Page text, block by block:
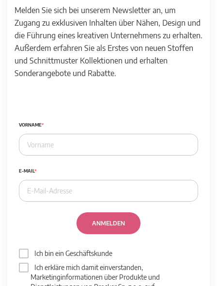
Melden Sie sich bei unserem Newsletter an, um
Zugang zu exklusiven Inhalten über Nähen, Design und
die Führung eines kreativen Unternehmens zu erhalten.
Außerdem erfahren Sie als Erstes von neuen Stoffen
und Schnittmuster Kollektionen und erhalten
Sonderangebote und Rabatte.
VORNAME
E-MAIL
ANMELDEN
Ich bin ein Geschäftskunde
Ich erkläre mich damit einverstanden,
Marketinginformationen über Produkte und